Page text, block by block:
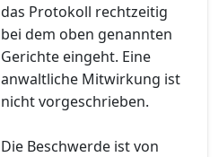
das Protokoll rechtzeitig
bei dem oben genannten
Gerichte eingeht. Eine
anwaltliche Mitwirkung ist
nicht vorgeschrieben.
Die Beschwerde ist von